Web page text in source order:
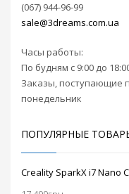
(067) 944-96-99
sale@3dreams.com.ua
Часы работы:
По будням с 9:00 до
Заказы, поступающие
понедельник
ПОПУЛЯРНЫЕ
Creality SparkX i7 Nano